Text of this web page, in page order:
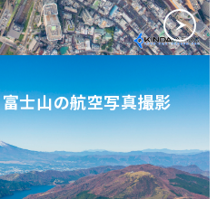
士山の航空写真撮影